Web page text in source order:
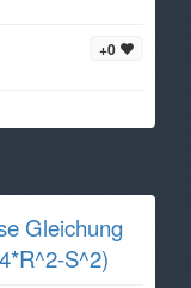
+0
Gleichung
S^2)